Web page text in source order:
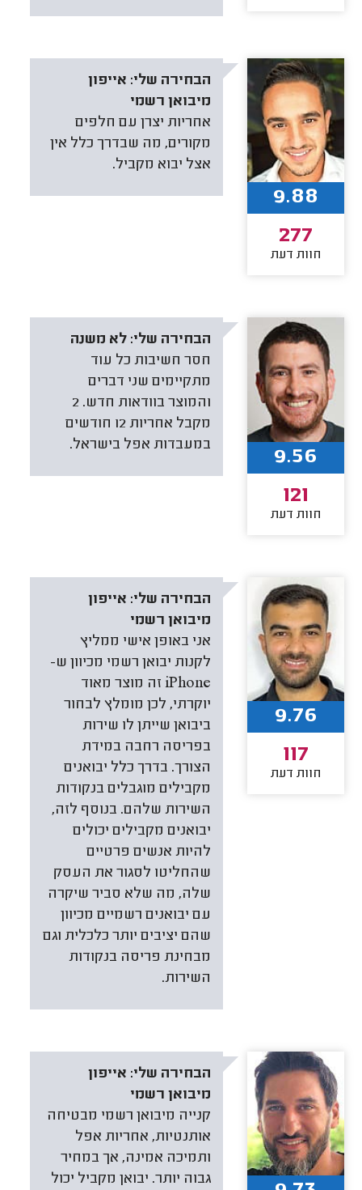
הבחירה שלי: אייפון
מיבואן רשמי
אחריות יצרן עם חלפים
מקורים, מה שבדרך כלל אין
אצל יבוא מקביל.
9.88
277
חוות דעת
הבחירה שלי: לא משנה
חסר חשיבות כל עוד
מתקיימים שני דברים
1המוצר בוודאות חדש. 2
מקבל אחריות 12 חודשים
במעבדות אפל בישראל.
9.56
121
חוות דעת
הבחירה שלי: אייפון
מיבואן רשמי
‏אני באופן אישי ממליץ
לקנות יבואן רשמי מכיוון ש-
iPhone זה מוצר מאוד
יוקרתי, לכן מומלץ לבחור
ביבואן שייתן לו שירות
בפריסה רחבה במידת
הצורך. בדרך כלל יבואנים
מקבילים מוגבלים בנקודות
השירות שלהם. ‏בנוסף לזה,
יבואנים מקבילים יכולים
להיות אנשים פרטיים
שהחליטו לסגור את העסק
שלה, מה שלא סביר שיקרה
עם יבואנים רשמיים מכיוון
שהם יציבים יותר כלכלית וגם
מבחינת פריסה בנקודות
השירות.
9.76
117
חוות דעת
הבחירה שלי: אייפון
מיבואן רשמי
קנייה מיבואן רשמי מבטיחה
אותנטיות, אחריות אפל
ותמיכה אמינה, אך במחיר
גבוה יותר. יבואן מקביל יכול